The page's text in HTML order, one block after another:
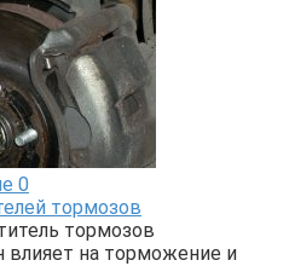
0
тормозов
тормозов
влияет на торможение и